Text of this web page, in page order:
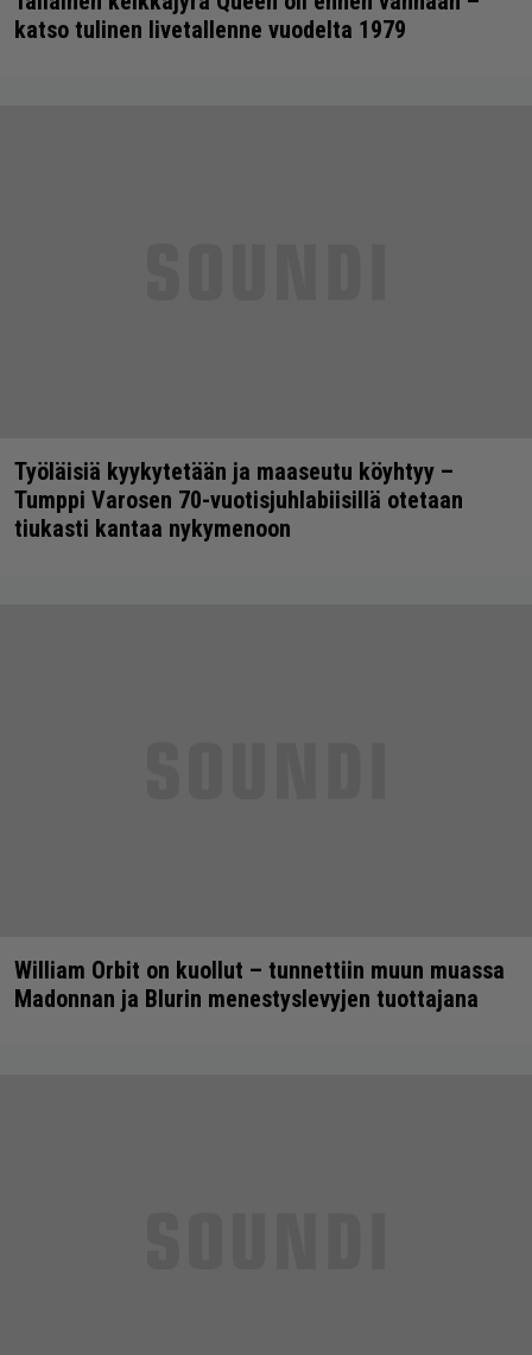
katso tulinen livetallenne vuodelta 1979
Työläisiä kyykytetään ja maaseutu köyhtyy –
Tumppi Varosen 70-vuotisjuhlabiisillä otetaan
tiukasti kantaa nykymenoon
William Orbit on kuollut – tunnettiin muun muassa
Madonnan ja Blurin menestyslevyjen tuottajana